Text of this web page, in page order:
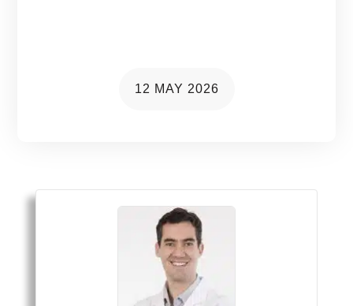
12 MAY 2026